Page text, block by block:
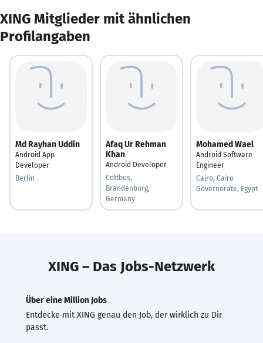
XING Mitglieder mit ähnlichen
Profilangaben
Md Rayhan Uddin
Android App
Developer
Berlin
Afaq Ur Rehman
Khan
Android Developer
Cottbus,
Brandenburg,
Germany
Mohamed Wael
Android Software
Engineer
Cairo, Cairo
Governorate, Egypt
XING – Das Jobs-Netzwerk
Über eine Million Jobs
Entdecke mit XING genau den Job, der wirklich zu Dir
passt.